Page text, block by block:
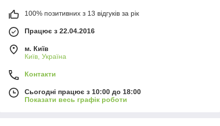
100% позитивних з 13 відгуків за рік
Працює з 22.04.2016
м. Київ
Київ, Україна
Контакти
Сьогодні працює з 10:00 до 18:00
Показати весь графік роботи